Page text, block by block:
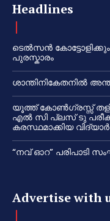
Headlines
ടെൽസൻ
പുരസ്കാരം
ശാന്തിനികേതനിൽ
യൂത്ത് കോൺഗ്രസ്സ്
എൽ സി പ്ലസ് ടു
കരസ്ഥമാക്കിയ
“നവ് ഓറ” പരിപാടി
Advertise with